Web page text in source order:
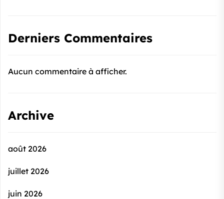
Derniers Commentaires
Aucun commentaire à afficher.
Archive
août 2026
juillet 2026
juin 2026